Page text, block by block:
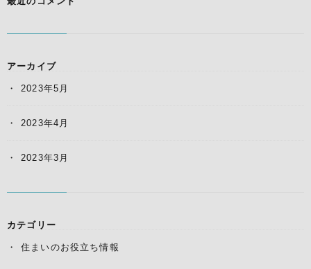
アーカイブ
2023年5月
2023年4月
2023年3月
カテゴリー
住まいのお役立ち情報